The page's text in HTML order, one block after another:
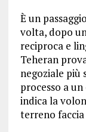
È un
volta, dopo
reciproca e
Teheran
negoziale più
processo a
indica la
terreno